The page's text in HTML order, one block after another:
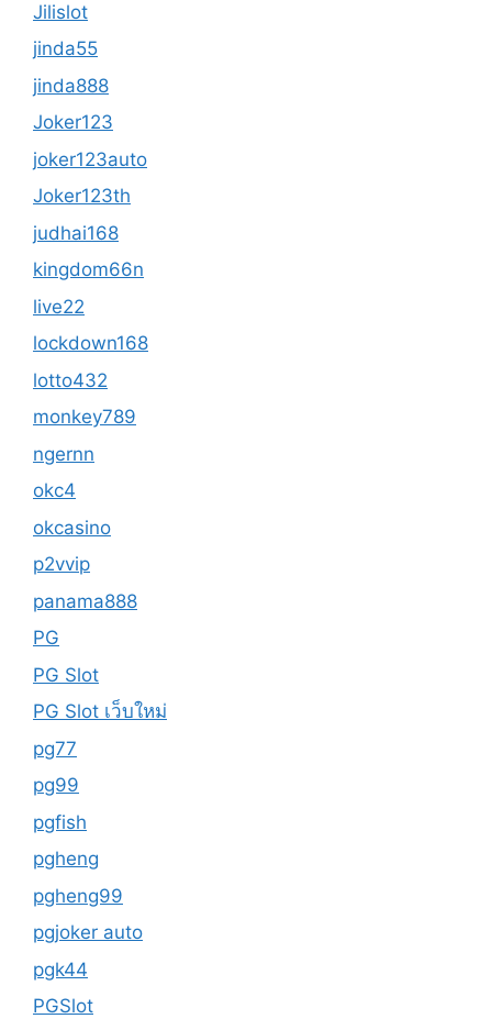
Jilislot
jinda55
jinda888
Joker123
joker123auto
Joker123th
judhai168
kingdom66n
live22
lockdown168
lotto432
monkey789
ngernn
okc4
okcasino
p2vvip
panama888
PG
PG Slot
PG Slot เว็บใหม่
pg77
pg99
pgfish
pgheng
pgheng99
pgjoker auto
pgk44
PGSlot